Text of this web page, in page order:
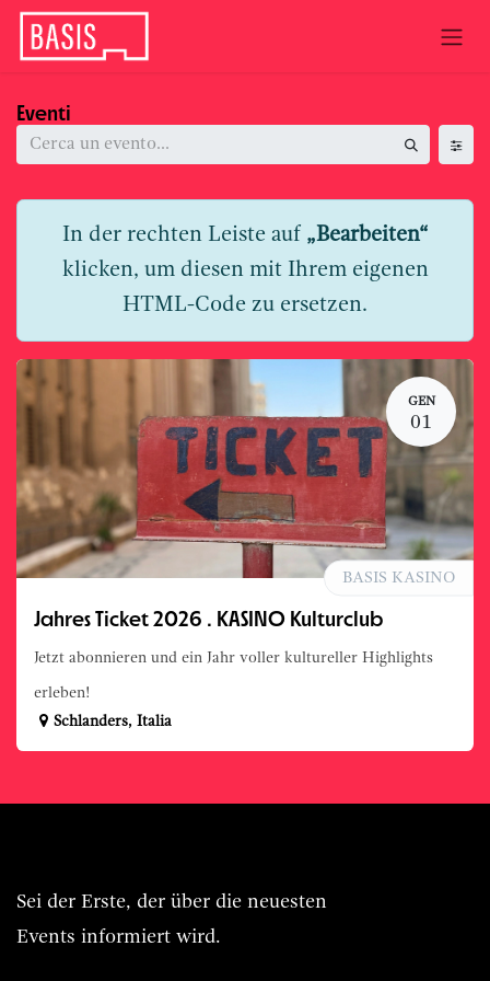
Passa al contenuto
Eventi
In der rechten Leiste auf „Bearbeiten“
klicken, um diesen mit Ihrem eigenen
HTML-Code zu ersetzen.
GEN
01
Jahres Ticket 2026 . KASINO Kulturclub
Jetzt abonnieren und ein Jahr voller kultureller Highlights
erleben!
BASIS KASINO
Schlanders, Italia
Sei der Erste, der über die neuesten
Events informiert wird.